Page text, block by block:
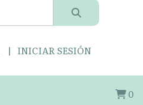
INICIAR SESIÓN
0